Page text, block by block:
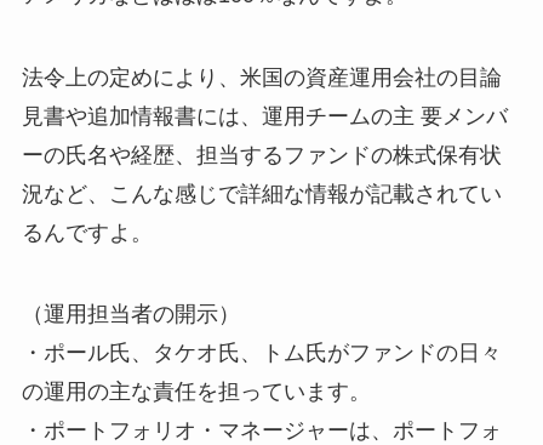
法令上の定めにより、米国の資産運用会社の目論
見書や追加情報書には、運用チームの主 要メンバ
ーの氏名や経歴、担当するファンドの株式保有状
況など、こんな感じで詳細な情報が記載されてい
るんですよ。
（運用担当者の開示）
・ポール氏、タケオ氏、トム氏がファンドの日々
の運用の主な責任を担っています。
・ポートフォリオ・マネージャーは、ポートフォ